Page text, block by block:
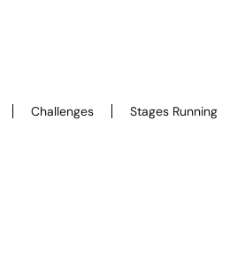
Challenges Stages Running